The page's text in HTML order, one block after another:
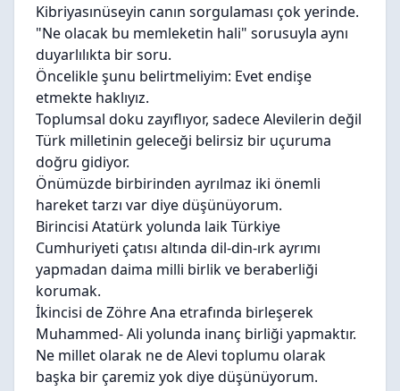
Kibriyasınüseyin canın sorgulaması çok yerinde.
"Ne olacak bu memleketin hali" sorusuyla aynı
duyarlılıkta bir soru.
Öncelikle şunu belirtmeliyim: Evet endişe
etmekte haklıyız.
Toplumsal doku zayıflıyor, sadece Alevilerin değil
Türk milletinin geleceği belirsiz bir uçuruma
doğru gidiyor.
Önümüzde birbirinden ayrılmaz iki önemli
hareket tarzı var diye düşünüyorum.
Birincisi Atatürk yolunda laik Türkiye
Cumhuriyeti çatısı altında dil-din-ırk ayrımı
yapmadan daima milli birlik ve beraberliği
korumak.
İkincisi de Zöhre Ana etrafında birleşerek
Muhammed- Ali yolunda inanç birliği yapmaktır.
Ne millet olarak ne de Alevi toplumu olarak
başka bir çaremiz yok diye düşünüyorum.